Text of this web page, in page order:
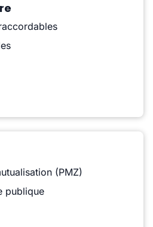
(PMZ)
publique